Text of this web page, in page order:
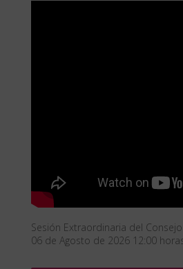
Sesión Extraordinaria del
06 de Agosto de 2026 12:00